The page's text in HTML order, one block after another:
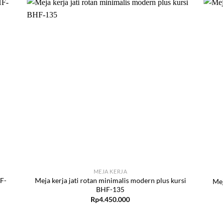
MEJA KERJA
Meja kerja jati rotan minimalis modern plus kursi
BHF-135
Rp4.450.000